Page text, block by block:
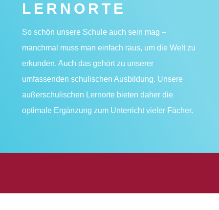
ERNORTE
So schön unsere Schule auch sein mag –
manchmal muss man einfach raus, um die Welt zu
erkunden. Auch das gehört zu unserer
umfassenden schulischen Ausbildung. Unsere
außerschulischen Lernorte bieten daher die
optimale Ergänzung zum Unterricht vieler Fächer.